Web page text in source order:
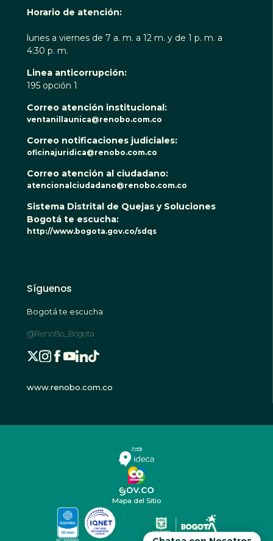
Horario de atención:
lunes a viernes de 7 a. m. a 12 m. y de 1 p. m. a
4:30 p. m.
Linea anticorrupción:
195 opción 1
Correo atención institucional:
ventanillaunica@renobo.com.co
Correo notificaciones judiciales:
oficinajuridica@renobo.com.co
Correo atención al ciudadano:
atencionalciudadano@renobo.com.co
Sistema Distrital de Quejas y Soluciones
Bogotá te escucha:
http://www.bogota.gov.co/sdqs
Síguenos
Bogotá te escucha
@RenoBo_Bogota
www.renobo.com.co
Mapa del Sitio